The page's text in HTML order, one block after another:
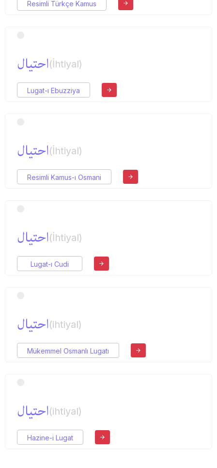
Resimli Türkçe Kamus
احتیال(İhtiyal)
Lugat-ı Ebuzziya
احتیال(İhtiyal)
Resimli Kamus-ı Osmani
احتیال(İhtiyal)
Lugat-ı Cudi
احتیال(ihtiyal)
Mükemmel Osmanlı Lugatı
احتیال(ihtiyal)
Hazine-i Lugat